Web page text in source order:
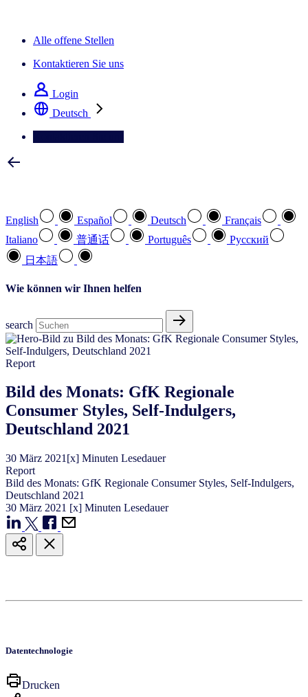
Alle offene Stellen
Kontaktieren Sie uns
Login
Deutsch
English Español Deutsch
Français
Italiano
普通话 Português
Pусский
日本語
Wie können wir Ihnen helfen
search
Report
Bild des Monats: GfK Regionale
Consumer Styles, Self-Indulgers,
Deutschland 2021
30 März 2021 [x] Minuten Lesedauer
Report
Bild des Monats: GfK Regionale Consumer Styles, Self-Indulgers,
Deutschland 2021
30 März 2021 [x] Minuten Lesedauer
Datentechnologie
Drucken